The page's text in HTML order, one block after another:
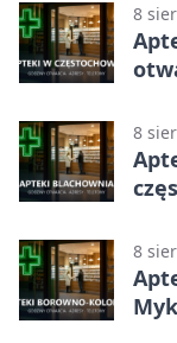
8
8
8